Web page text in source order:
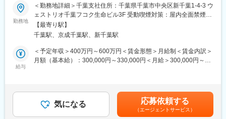
員です。
■評価項目について：
プロセス評価重視です。案件対応にかかる社内の規律性、協調性
■働き方：
設立以来70年、「地域とともにお客さまのために親切の心で」を
企業理念として全行一丸となって地域企業様に本当に寄り添う形
■募集背景：
今後も全国461拠点におけるお客さまとのつながりを維持強化す
るため、多角的な視点から顧客支援ができる人材の育成を推進す
るための募集です。
■職務概要：
ております。
営業所長昇格後は全国461の各営業所で、マネジメント全般を担
当。数十名のお客さまアドバイザーのリーダーとして、業務のサ
勤務地
＜勤務地詳細＞千葉支社住所：千葉県千葉市中央区新千葉1-4-3 ウ
ェストリオ千葉フコク生命ビル3F 受動喫煙対策：屋内全面禁煙変
更の範囲：会社の定める事業所
【最寄り駅】
千葉駅、京成千葉駅、新千葉駅
給与
＜予定年収＞400万円～600万円＜賃金形態＞月給制＜賃金内訳＞
月額（基本給）：300,000円～330,000円＜月給＞300,000円～
万円■40万7000円／32歳、既婚、子1人、首都圏在住└月給33万
円+住宅手当4万円+家族手当3万7000円賃金はあくまでも目安の金
額であり、選考を通じて上下する可能性があります。月給(月額)は
気になる 応募依頼する
（エージェントサービス）